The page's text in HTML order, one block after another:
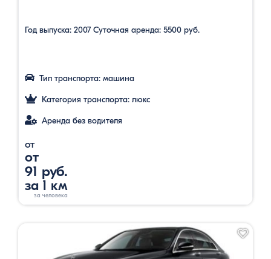
Год выпуска: 2007 Суточная аренда: 5500 руб.
Тип транспорта: машина
Категория транспорта: люкс
Аренда без водителя
от
от
91 руб.
за 1 км